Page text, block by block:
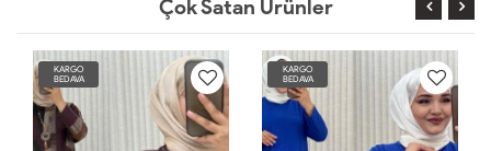
Çok Satan Ürünler
KARGO
BEDAVA
KARGO
BEDAVA